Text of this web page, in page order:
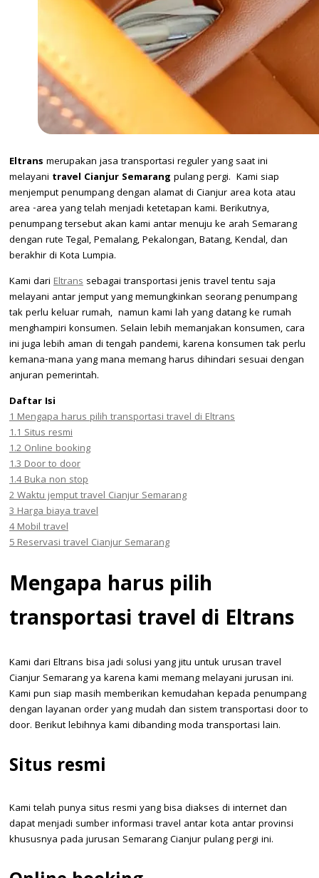
Eltrans merupakan jasa transportasi reguler yang saat ini
melayani travel Cianjur Semarang pulang pergi. Kami siap
menjemput penumpang dengan alamat di Cianjur area kota atau
area -area yang telah menjadi ketetapan kami. Berikutnya,
penumpang tersebut akan kami antar menuju ke arah Semarang
dengan rute Tegal, Pemalang, Pekalongan, Batang, Kendal, dan
berakhir di Kota Lumpia.
Kami dari Eltrans sebagai transportasi jenis travel tentu saja
melayani antar jemput yang memungkinkan seorang penumpang
tak perlu keluar rumah, namun kami lah yang datang ke rumah
menghampiri konsumen. Selain lebih memanjakan konsumen, cara
ini juga lebih aman di tengah pandemi, karena konsumen tak perlu
kemana-mana yang mana memang harus dihindari sesuai dengan
anjuran pemerintah.
Daftar Isi
1Mengapa harus pilih transportasi travel di Eltrans
1.1Situs resmi
1.2Online booking
1.3Door to door
1.4Buka non stop
2Waktu jemput travel Cianjur Semarang
3Harga biaya travel
4Mobil travel
5Reservasi travel Cianjur Semarang
Mengapa harus pilih
transportasi travel di Eltrans
Kami dari Eltrans bisa jadi solusi yang jitu untuk urusan travel
Cianjur Semarang ya karena kami memang melayani jurusan ini.
Kami pun siap masih memberikan kemudahan kepada penumpang
dengan layanan order yang mudah dan sistem transportasi door to
door. Berikut lebihnya kami dibanding moda transportasi lain.
Situs resmi
Kami telah punya situs resmi yang bisa diakses di internet dan
dapat menjadi sumber informasi travel antar kota antar provinsi
khususnya pada jurusan Semarang Cianjur pulang pergi ini.